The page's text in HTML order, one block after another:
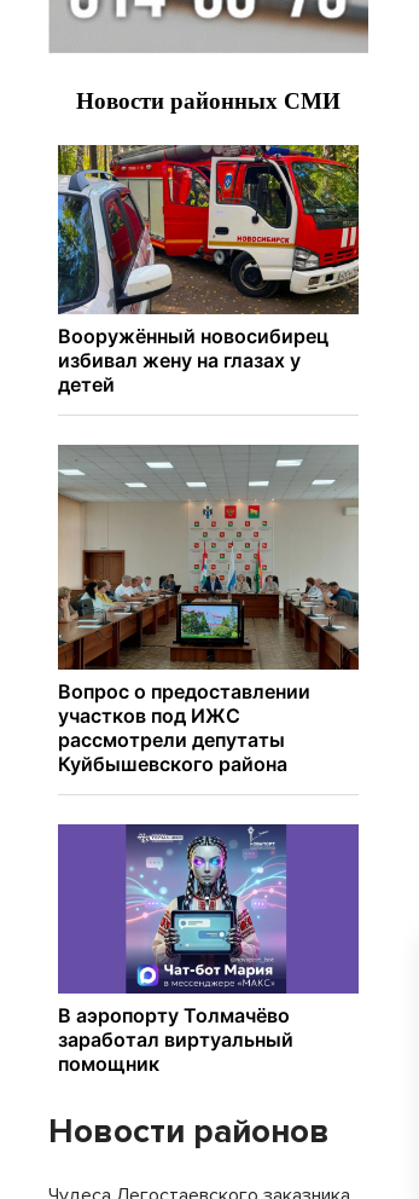
Новости районов